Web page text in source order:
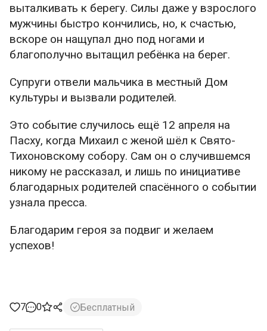
выталкивать к берегу. Силы даже у взрослого
мужчины быстро кончились, но, к счастью,
вскоре он нащупал дно под ногами и
благополучно вытащил ребёнка на берег.
Супруги отвели мальчика в местный Дом
культуры и вызвали родителей.
Это событие случилось ещё 12 апреля на
Пасху, когда Михаил с женой шёл к Свято-
Тихоновскому собору. Сам он о случившемся
никому не рассказал, и лишь по инициативе
благодарных родителей спасённого о событии
узнала пресса.
Благодарим героя за подвиг и желаем
успехов!
7 0 Бесплатный